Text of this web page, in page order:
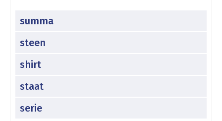
summa
steen
shirt
staat
serie